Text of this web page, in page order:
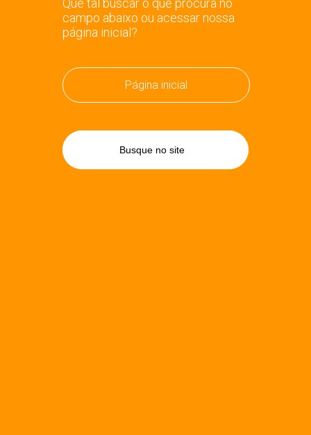
Que tal buscar o que procura no
campo abaixo ou acessar nossa
página inicial?
Página inicial